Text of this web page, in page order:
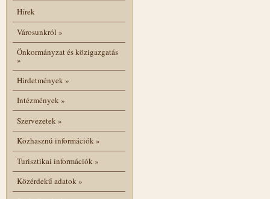
Hírek
Városunkról »
Önkormányzat és közigazgatás
»
Hirdetmények»
Intézmények»
Szervezetek»
Közhasznú információk»
Turisztikai információk»
Közérdekű adatok»